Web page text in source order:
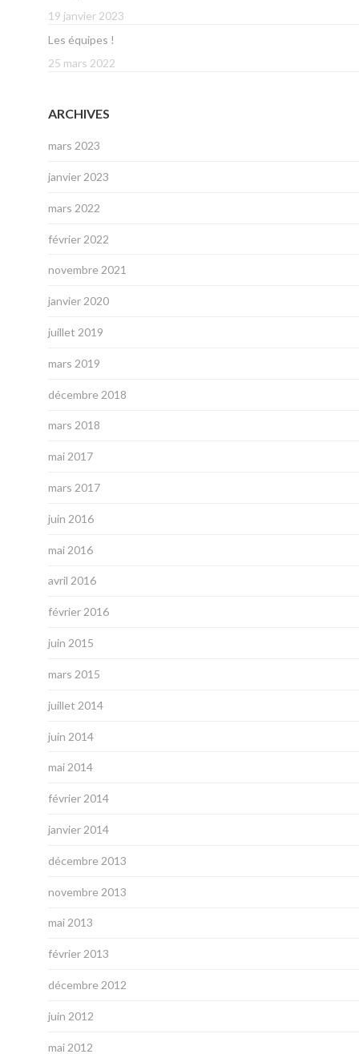
19 janvier 2023
Les équipes !
25 mars 2022
ARCHIVES
mars 2023
janvier 2023
mars 2022
février 2022
novembre 2021
janvier 2020
juillet 2019
mars 2019
décembre 2018
mars 2018
mai 2017
mars 2017
juin 2016
mai 2016
avril 2016
février 2016
juin 2015
mars 2015
juillet 2014
juin 2014
mai 2014
février 2014
janvier 2014
décembre 2013
novembre 2013
mai 2013
février 2013
décembre 2012
juin 2012
mai 2012